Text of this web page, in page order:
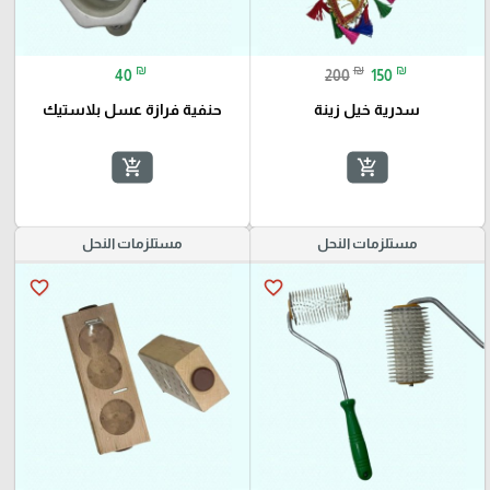
200 ₪ 150 ₪
سدرية خيل زينة
add_shopping_cart
40 ₪
حنفية فرازة عسل بلاستيك
add_shopping_cart
مستلزمات النحل
favorite_border
مستلزمات النحل
favorite_border